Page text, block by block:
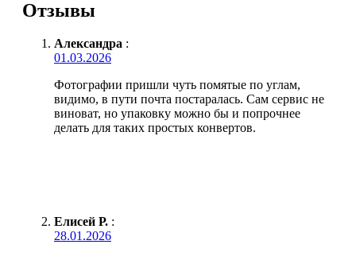
Отзывы
Александра :
01.03.2026
Фотографии пришли чуть помятые по углам,
видимо, в пути почта постаралась. Сам сервис не
виноват, но упаковку можно бы и попрочнее
делать для таких простых конвертов.
Елисей Р. :
28.01.2026